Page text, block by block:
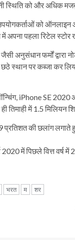
स्थिति को और अधिक
को
अपना पहला रिटेल स्टोर
जैसी अनुसंधान फर्मों
स्थान पर कब्जा कर
लॉन्चिंग, iPhone SE
तिमाही में 1.5
की छलांग
2020 में पिछले वित्त वर्ष में
भरत म शर